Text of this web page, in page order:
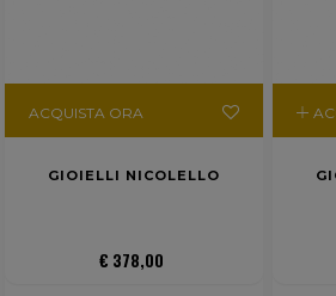
ACQUISTA ORA
GIOIELLI NICOLELLO
€ 378,00